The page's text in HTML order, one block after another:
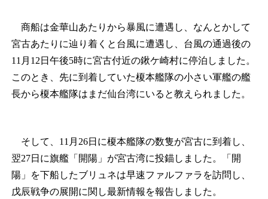
商船は金華山あたりから暴風に遭遇し、なんとかして
宮古あたりに辿り着くと台風に遭遇し、台風の通過後の
11月12日午後5時に宮古付近の鍬ケ崎村に停泊しました。
このとき、先に到着していた榎本艦隊の小さい軍艦の艦
長から榎本艦隊はまだ仙台湾にいると教えられました。
そして、11月26日に榎本艦隊の数隻が宮古に到着し、
翌27日に旗艦「開陽」が宮古湾に投錨しました。「開
陽」を下船したブリュネは早速ファルファラを訪問し、
戊辰戦争の展開に関し最新情報を報告しました。